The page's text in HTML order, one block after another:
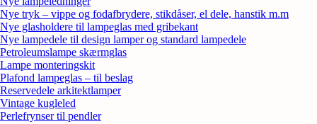
Nye tryk – vippe og fodafbrydere, stikdåser, el dele, hanstik m.m
Nye glasholdere til lampeglas med gribekant
Nye lampedele til design lamper og standard lampedele
Petroleumslampe skærmglas
Lampe monteringskit
Plafond lampeglas – til beslag
Reservedele arkitektlamper
Vintage kugleled
Perlefrynser til pendler